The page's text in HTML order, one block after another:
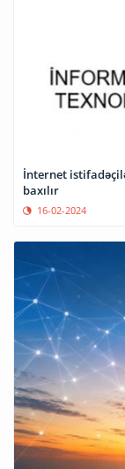
İnternet
baxılır
16-02-2024